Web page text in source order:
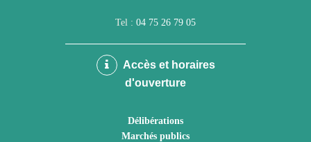
Tel : 04 75 26 79 05
Accès et horaires
d'ouverture
Délibérations
Marchés publics